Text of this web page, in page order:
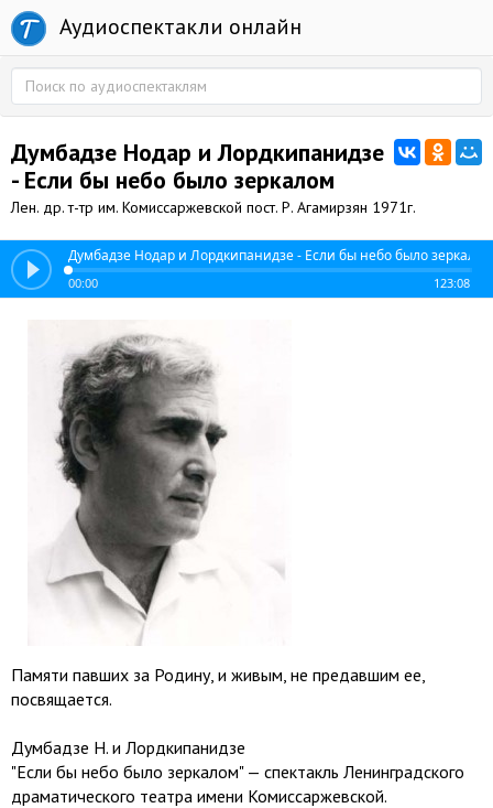
Аудиоспектакли онлайн
Думбадзе Нодар и Лордкипанидзе
- Если бы небо было зеркалом
Лен. др. т-тр им. Комиссаржевской пост. Р. Агамирзян 1971г.
Думбадзе Нодар и Лордкипанидзе - Если бы небо было зеркалом
00:00 123:08
Памяти павших за Родину, и живым, не предавшим ее,
посвящается.
Думбадзе Н. и Лордкипанидзе
"Если бы небо было зеркалом" — спектакль Ленинградского
драматического театра имени Комиссаржевской.